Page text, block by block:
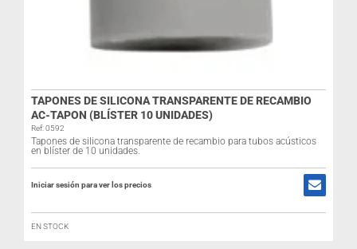
TAPONES DE SILICONA TRANSPARENTE DE RECAMBIO
AC-TAPON (BLÍSTER 10 UNIDADES)
Ref: 0592
Tapones de silicona transparente de recambio para tubos acústicos
en blíster de 10 unidades.
Iniciar sesión para ver los precios
EN STOCK